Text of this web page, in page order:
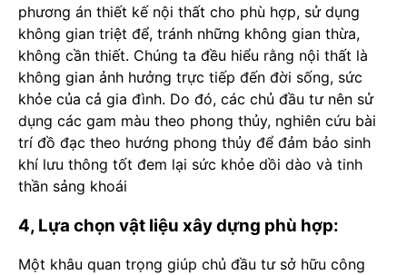
phương án thiết kế nội thất cho phù hợp, sử dụng
không gian triệt để, tránh những không gian thừa,
không cần thiết. Chúng ta đều hiểu rằng nội thất là
không gian ảnh hưởng trực tiếp đến đời sống, sức
khỏe của cả gia đình. Do đó, các chủ đầu tư nên sử
dụng các gam màu theo phong thủy, nghiên cứu bài
trí đồ đạc theo hướng phong thủy để đảm bảo sinh
khí lưu thông tốt đem lại sức khỏe dồi dào và tinh
thần sảng khoái
4, Lựa chọn vật liệu xây dựng phù hợp:
Một khâu quan trọng giúp chủ đầu tư sở hữu công